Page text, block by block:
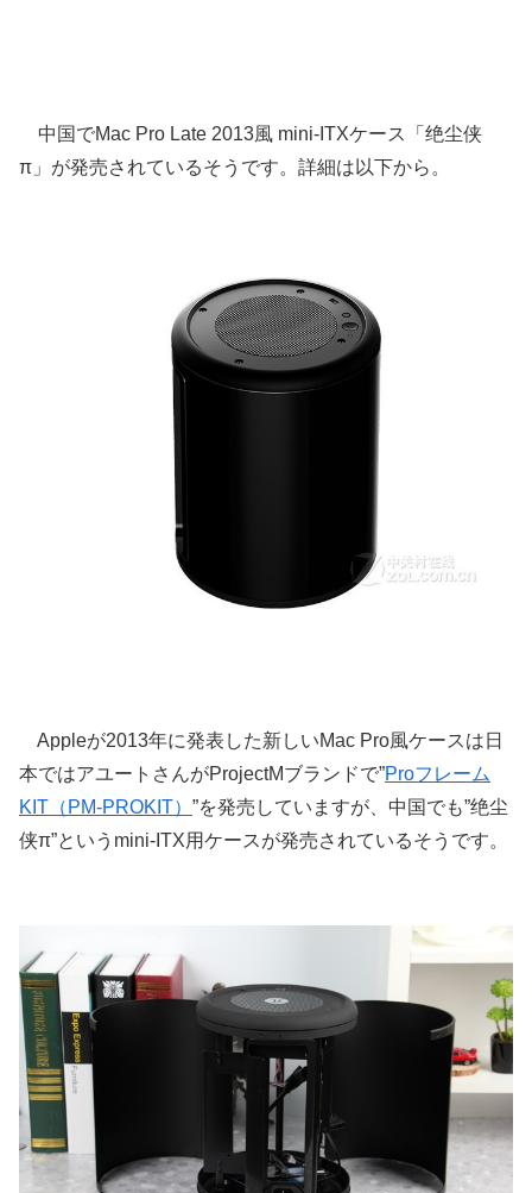
中国でMac Pro Late 2013風 mini-ITXケース「绝尘侠
π」が発売されているそうです。詳細は以下から。
Appleが2013年に発表した新しいMac Pro風ケースは日
本ではアユートさんがProjectMブランドで”Proフレーム
KIT（PM-PROKIT） ”を発売していますが、中国でも”绝尘
侠π”というmini-ITX用ケースが発売されているそうです。